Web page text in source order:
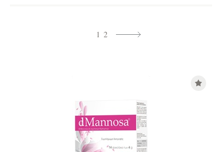
1 2